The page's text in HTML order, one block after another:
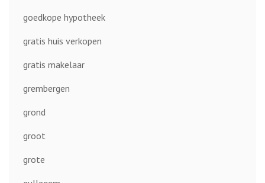
goedkope hypotheek
gratis huis verkopen
gratis makelaar
grembergen
grond
groot
grote